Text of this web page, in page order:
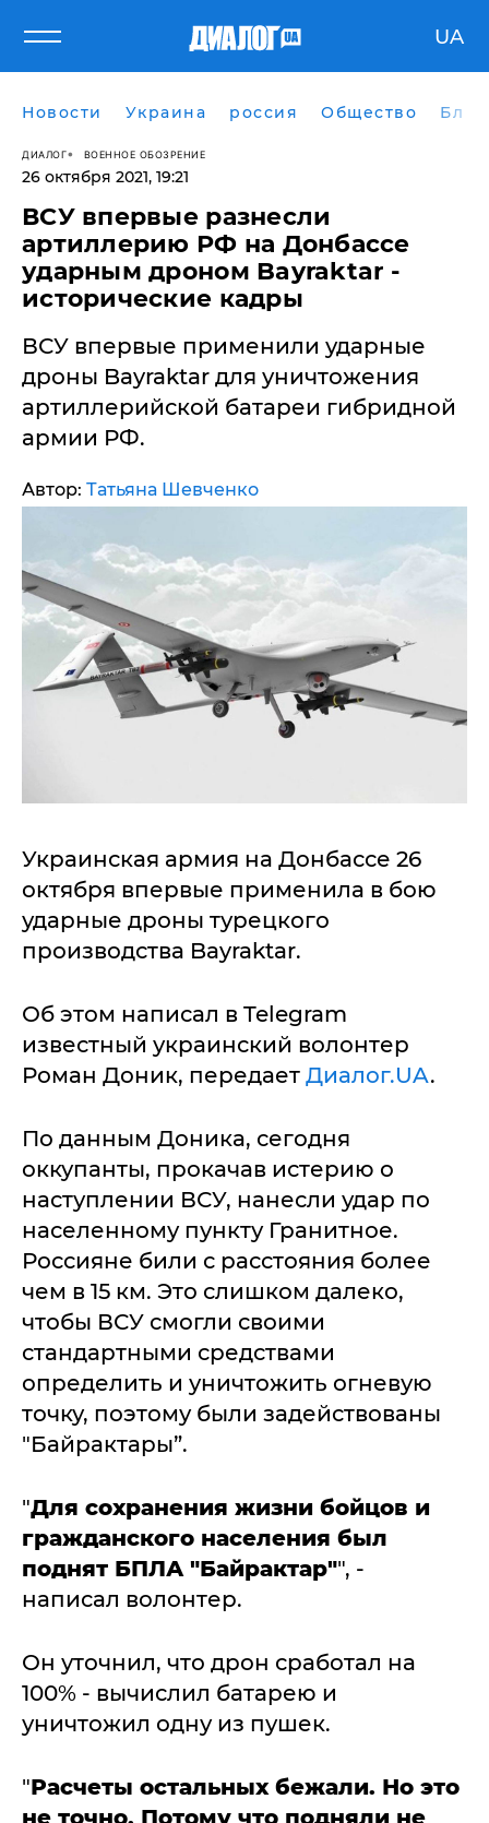
UA
Новости Украина россия Общество
ДИАЛОГ ВОЕННОЕ ОБОЗРЕНИЕ
26 октября 2021, 19:21
ВСУ впервые разнесли
артиллерию РФ на Донбассе
ударным дроном Bayraktar -
исторические кадры
ВСУ впервые применили ударные
дроны Bayraktar для уничтожения
артиллерийской батареи гибридной
армии РФ.
Автор: Татьяна Шевченко
Украинская армия на Донбассе 26
октября впервые применила в бою
ударные дроны турецкого
производства Bayraktar.
Об этом написал в Telegram
известный украинский волонтер
Роман Доник, передает Диалог.UA.
По данным Доника, сегодня
оккупанты, прокачав истерию о
наступлении ВСУ, нанесли удар по
населенному пункту Гранитное.
Россияне били с расстояния более
чем в 15 км. Это слишком далеко,
чтобы ВСУ смогли своими
стандартными средствами
определить и уничтожить огневую
точку, поэтому были задействованы
"Байрактары”.
"Для сохранения жизни бойцов и
гражданского населения был
поднят БПЛА "Байрактар"", -
написал волонтер.
Он уточнил, что дрон сработал на
100% - вычислил батарею и
уничтожил одну из пушек.
"Расчеты остальных бежали. Но это
не точно. Потому что подняли не